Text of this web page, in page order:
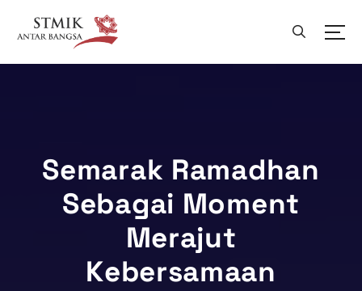
a
Semarak Ramadhan
Sebagai Moment
Merajut
Kebersamaan